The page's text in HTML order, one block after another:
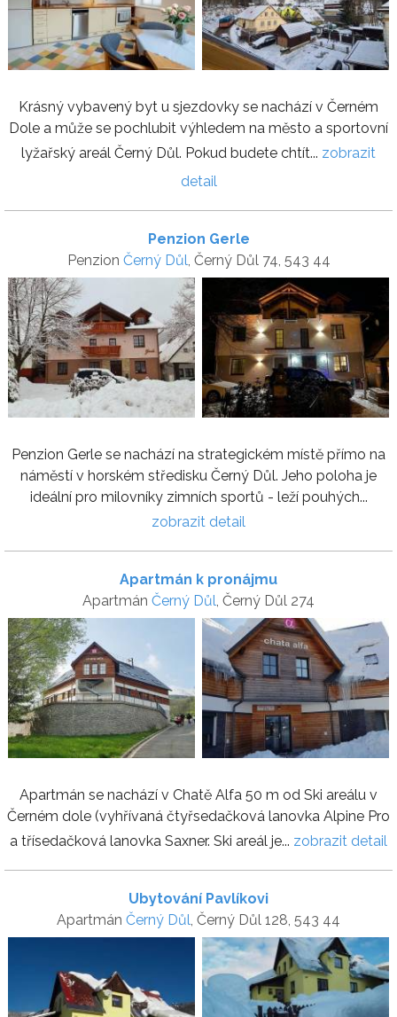
Krásný vybavený byt u sjezdovky se nachází v Černém
Dole a může se pochlubit výhledem na město a sportovní
lyžařský areál Černý Důl. Pokud budete chtít... zobrazit
detail
Penzion Gerle
Penzion Černý Důl , Černý Důl 74, 543 44
Penzion Gerle se nachází na strategickém místě přímo na
náměstí v horském středisku Černý Důl. Jeho poloha je
ideální pro milovníky zimních sportů - leží pouhých...
zobrazit detail
Apartmán k pronájmu
Apartmán Černý Důl, Černý Důl 274
Apartmán se nachází v Chatě Alfa 50 m od Ski areálu v
Černém dole (vyhřívaná čtyřsedačková lanovka Alpine Pro
a třísedačková lanovka Saxner. Ski areál je... zobrazit detail
Ubytování Pavlíkovi
Apartmán Černý Důl, Černý Důl 128, 543 44